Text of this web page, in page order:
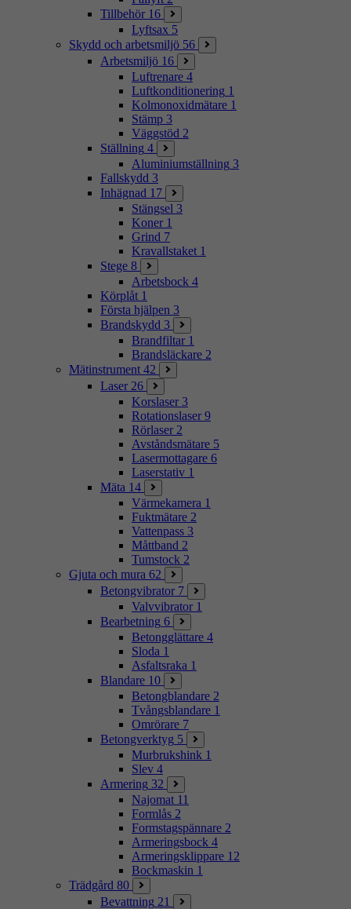
Tillbehör 16
Lyftsax 5
Skydd och arbetsmiljö 56
Arbetsmiljö 16
Luftrenare 4
Luftkonditionering 1
Kolmonoxidmätare 1
Stämp 3
Väggstöd 2
Ställning 4
Aluminiumställning 3
Fallskydd 3
Inhägnad 17
Stängsel 3
Koner 1
Grind 7
Kravallstaket 1
Stege 8
Arbetsbock 4
Körplåt 1
Första hjälpen 3
Brandskydd 3
Brandfiltar 1
Brandsläckare 2
Mätinstrument 42
Laser 26
Korslaser 3
Rotationslaser 9
Rörlaser 2
Avståndsmätare 5
Lasermottagare 6
Laserstativ 1
Mäta 14
Värmekamera 1
Fuktmätare 2
Vattenpass 3
Måttband 2
Tumstock 2
Gjuta och mura 62
Betongvibrator 7
Valvvibrator 1
Bearbetning 6
Betongglättare 4
Sloda 1
Asfaltsraka 1
Blandare 10
Betongblandare 2
Tvångsblandare 1
Omrörare 7
Betongverktyg 5
Murbrukshink 1
Slev 4
Armering 32
Najomat 11
Formlås 2
Formstagspännare 2
Armeringsbock 4
Armeringsklippare 12
Bockmaskin 1
Trädgård 80
Bevattning 21